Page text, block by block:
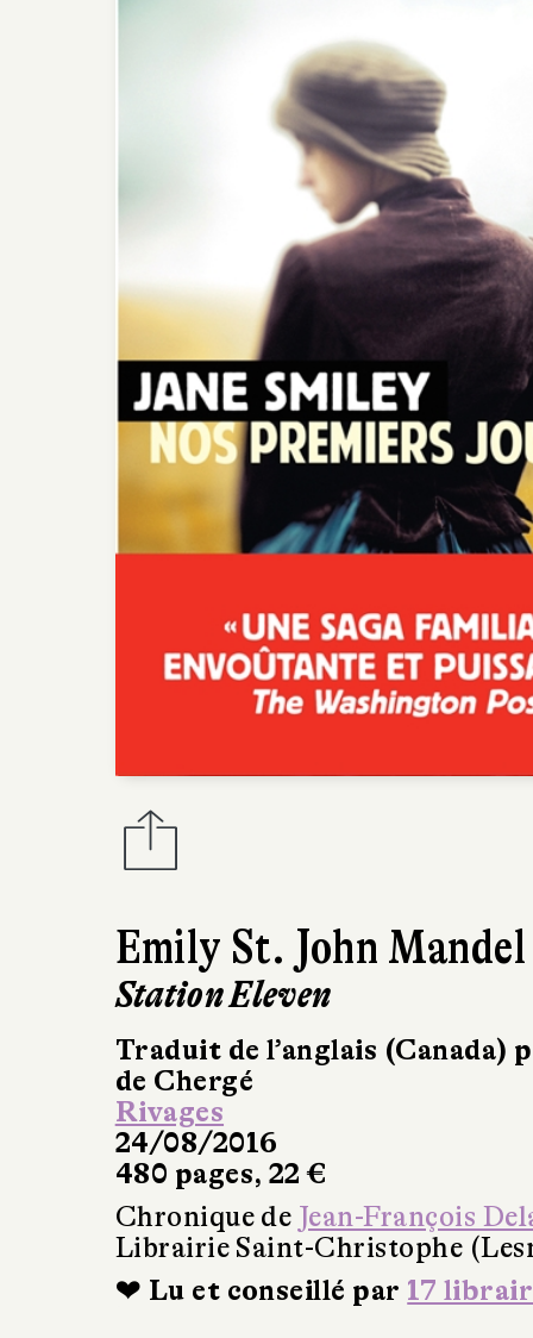
Emily St. John Mandel
Station Eleven
Traduit de l’anglais (Canada)
de Chergé
Rivages
24/08/2016
480 pages, 22 €
Chronique de Jean-François
Librairie Saint-Christophe
❤ Lu et conseillé par 17